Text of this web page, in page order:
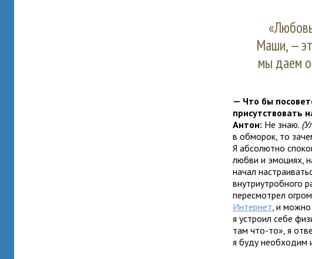
Маши, —
мы даем
— Что бы
присутствовать
Антон: Не знаю.
в обморок, то
Я абсолютно
любви и эмоциях,
начал
внутриутробного
пересмотрел
Интернет, и можно
я устроил себе
там что-то», я
я буду необходим